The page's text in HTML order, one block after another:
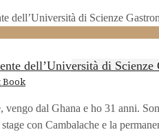
dell’Università di Scienze
Book
dal Ghana e ho 31 anni.
con Cambalache e la